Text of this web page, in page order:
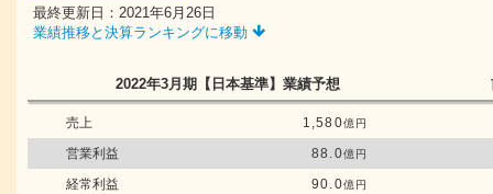
最終更新日：2021年6月26日
業績推移と決算ランキングに移動
2022年3月期 【日本基準】 業績予想
売上 1,580億円
営業利益 88.0億円
経常利益 90.0億円